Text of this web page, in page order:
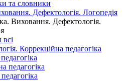
та словники
Дефектологія. Логопедія
Виховання. Дефектологія.
Коррекційна педагогіка
педагогіка